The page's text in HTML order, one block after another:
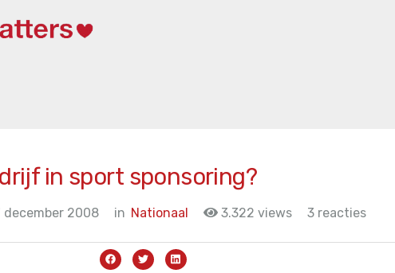
in sport sponsoring?
december 2008 in Nationaal 3.322 views 3 reacties